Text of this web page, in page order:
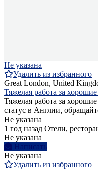
Не указана
Удалить из избранного
Great London, United
Тяжелая работа за
Тяжелая работа за
статус в Англии,
Не указана
1 год назад Отели,
Не указана
Написать
Не указана
Удалить из избранного